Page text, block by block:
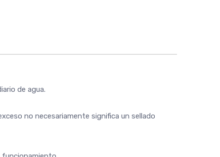
de agua.
no necesariamente significa un sellado